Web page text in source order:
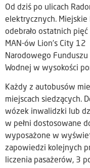
Od dziś po ulicach
elektrycznych. Miejskie
odebrało ostatnich
MAN-ów Lion’s City
Narodowego
Wodnej w wysokości
Każdy z autobusów
miejscach siedzących.
wózek inwalidzki lub
w pełni dostosowane
wyposażone w
zapowiedzi kolejnych
liczenia pasażerów, 3